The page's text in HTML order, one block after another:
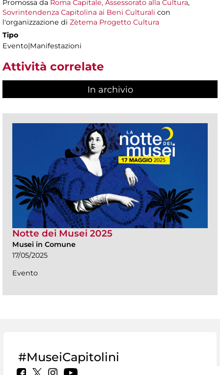
Promossa da Roma Capitale, Assessorato alla Cultura,
Sovrintendenza Capitolina ai Beni Culturali con
l'organizzazione di Zètema Progetto Cultura
Tipo
Evento|Manifestazioni
Attività correlate
In archivio
Notte dei Musei 2025
Musei in Comune
17/05/2025
Evento
#MuseiCapitolini